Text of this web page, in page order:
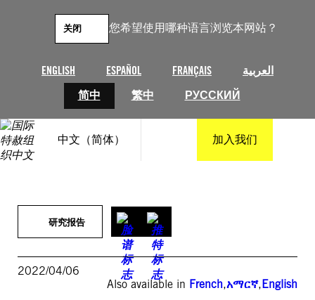
您希望使用哪种语言浏览本网站？
ENGLISH ESPAÑOL FRANÇAIS
العربية
简中
繁中 РУССКИЙ
关闭
中文（简体） 加入我们
研究报告
2022/04/06
Also available in French,አማርኛ,English